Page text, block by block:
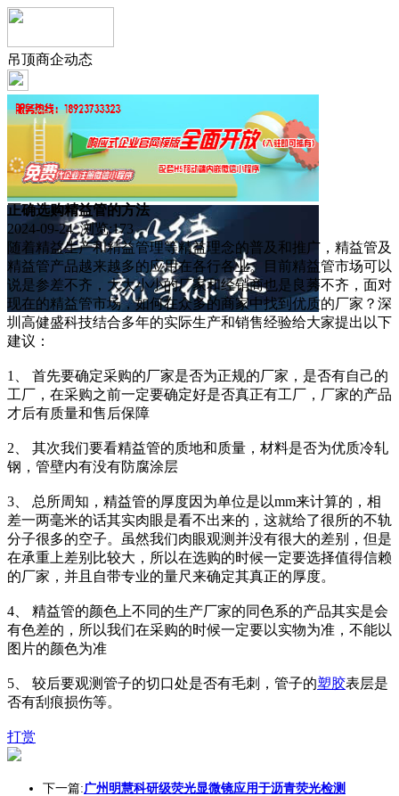
吊顶商企动态
正确选购精益管的方法
2024-09-24 浏览:173
随着精益生产和精益管理等精益理念的普及和推广，精益管及
精益管产品越来越多的应用在各行各业。目前精益管市场可以
说是参差不齐，大大小小的厂家和经销商也是良莠不齐，面对
现在的精益管市场，如何在众多的商家中找到优质的厂家？深
圳高健盛科技结合多年的实际生产和销售经验给大家提出以下
建议：
1、 首先要确定采购的厂家是否为正规的厂家，是否有自己的
工厂，在采购之前一定要确定好是否真正有工厂，厂家的产品
才后有质量和售后保障
2、 其次我们要看精益管的质地和质量，材料是否为优质冷轧
钢，管壁内有没有防腐涂层
3、 总所周知，精益管的厚度因为单位是以mm来计算的，相
差一两毫米的话其实肉眼是看不出来的，这就给了很所的不轨
分子很多的空子。虽然我们肉眼观测并没有很大的差别，但是
在承重上差别比较大，所以在选购的时候一定要选择值得信赖
的厂家，并且自带专业的量尺来确定其真正的厚度。
4、 精益管的颜色上不同的生产厂家的同色系的产品其实是会
有色差的，所以我们在采购的时候一定要以实物为准，不能以
图片的颜色为准
5、 较后要观测管子的切口处是否有毛刺，管子的塑胶表层是
否有刮痕损伤等。
打赏
下一篇:广州明慧科研级荧光显微镜应用于沥青荧光检测